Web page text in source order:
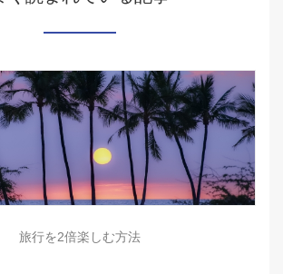
旅行を2倍楽しむ方法